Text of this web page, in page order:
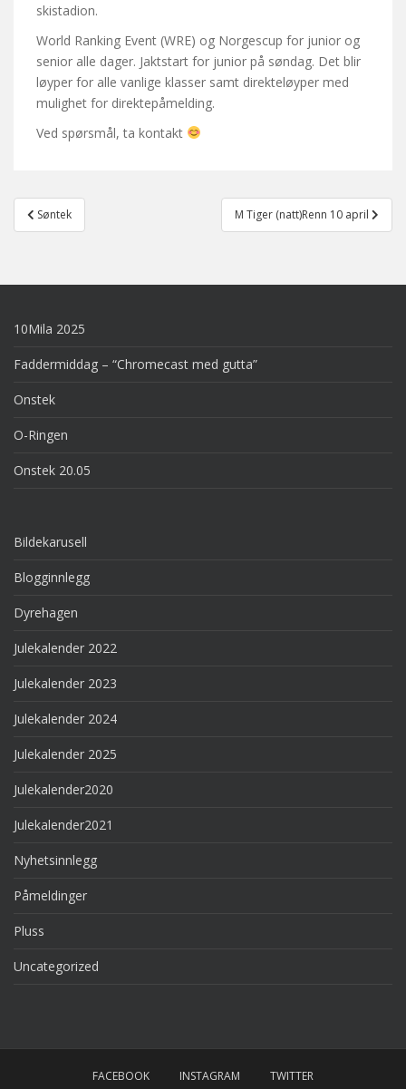
skistadion.
World Ranking Event (WRE) og Norgescup for junior og
senior alle dager. Jaktstart for junior på søndag. Det blir
løyper for alle vanlige klasser samt direkteløyper med
mulighet for direktepåmelding.
Ved spørsmål, ta kontakt
Post
navigation
Søntek M Tiger (natt)Renn 10 april
10Mila 2025
Faddermiddag – “Chromecast med gutta”
Onstek
O-Ringen
Onstek 20.05
Bildekarusell
Blogginnlegg
Dyrehagen
Julekalender 2022
Julekalender 2023
Julekalender 2024
Julekalender 2025
Julekalender2020
Julekalender2021
Nyhetsinnlegg
Påmeldinger
Pluss
Uncategorized
FACEBOOK INSTAGRAM TWITTER